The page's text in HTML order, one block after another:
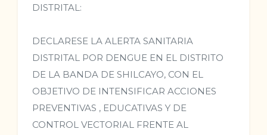
DISTRITAL:
DECLARESE LA ALERTA SANITARIA
DISTRITAL POR DENGUE EN EL DISTRITO
DE LA BANDA DE SHILCAYO, CON EL
OBJETIVO DE INTENSIFICAR ACCIONES
PREVENTIVAS , EDUCATIVAS Y DE
CONTROL VECTORIAL FRENTE AL